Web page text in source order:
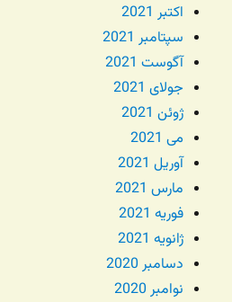
اکتبر 2021
سپتامبر 2021
آگوست 2021
جولای 2021
ژوئن 2021
می 2021
آوریل 2021
مارس 2021
فوریه 2021
ژانویه 2021
دسامبر 2020
نوامبر 2020